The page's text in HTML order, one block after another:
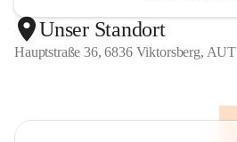
Unser Standort
Hauptstraße 36, 6836 Viktorsberg, AUT